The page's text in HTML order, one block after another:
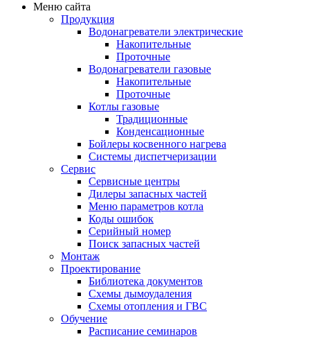
Меню сайта
Продукция
Водонагреватели электрические
Накопительные
Проточные
Водонагреватели газовые
Накопительные
Проточные
Котлы газовые
Традиционные
Конденсационные
Бойлеры косвенного нагрева
Системы диспетчеризации
Сервис
Сервисные центры
Дилеры запасных частей
Меню параметров котла
Коды ошибок
Серийный номер
Поиск запасных частей
Монтаж
Проектирование
Библиотека документов
Схемы дымоудаления
Схемы отопления и ГВС
Обучение
Расписание семинаров